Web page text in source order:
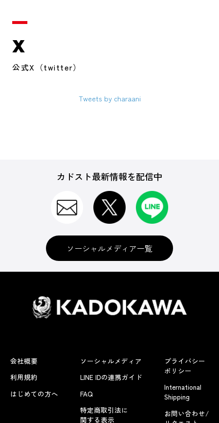
X
公式X（twitter）
Tweets by charaani
カドスト最新情報を配信中
ソーシャルメディア一覧
会社概要
利用規約
はじめての方へ
ソーシャルメディア
LINE IDの連携ガイド
FAQ
特定商取引法に
関する表示
プライバシー
ポリシー
International
Shipping
お問い合わせ/